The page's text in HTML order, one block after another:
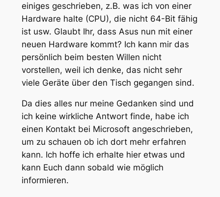
einiges geschrieben, z.B. was ich von einer
Hardware halte (CPU), die nicht 64-Bit fähig
ist usw. Glaubt Ihr, dass Asus nun mit einer
neuen Hardware kommt? Ich kann mir das
persönlich beim besten Willen nicht
vorstellen, weil ich denke, das nicht sehr
viele Geräte über den Tisch gegangen sind.
Da dies alles nur meine Gedanken sind und
ich keine wirkliche Antwort finde, habe ich
einen Kontakt bei Microsoft angeschrieben,
um zu schauen ob ich dort mehr erfahren
kann. Ich hoffe ich erhalte hier etwas und
kann Euch dann sobald wie möglich
informieren.